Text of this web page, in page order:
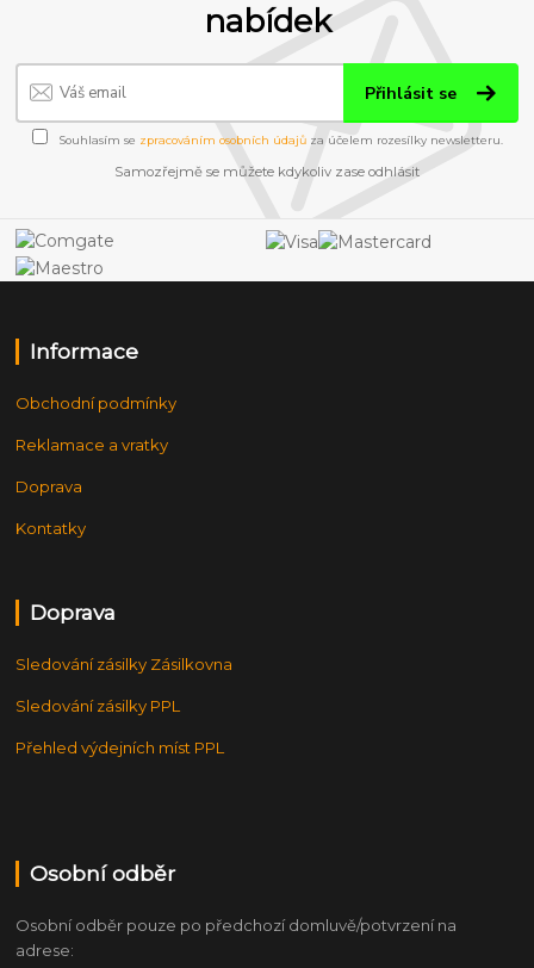
nabídek
Přihlásit se
Souhlasím se zpracováním osobních údajůza účelem rozesílky newsletteru.
Samozřejmě se můžete kdykoliv zase odhlásit
Informace
Obchodní podmínky
Reklamace a vratky
Doprava
Kontatky
Doprava
Sledování zásilky Zásilkovna
Sledování zásilky PPL
Přehled výdejních míst PPL
Osobní odběr
Osobní odběr pouze po předchozí domluvě/potvrzení na
adrese: